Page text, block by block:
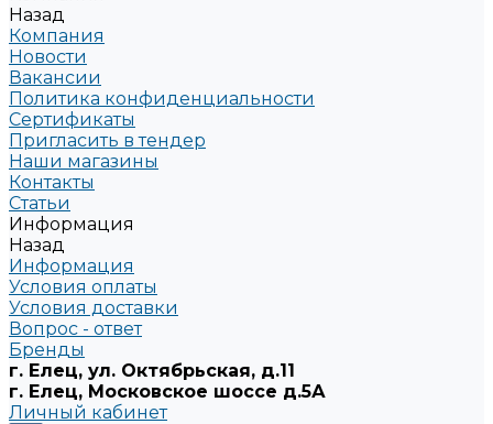
Назад
Компания
Новости
Вакансии
Политика конфиденциальности
Сертификаты
Пригласить в тендер
Наши магазины
Контакты
Статьи
Информация
Назад
Информация
Условия оплаты
Условия доставки
Вопрос - ответ
Бренды
г. Елец, ул. Октябрьская, д.11
г. Елец, Московское шоссе д.5А
Личный кабинет